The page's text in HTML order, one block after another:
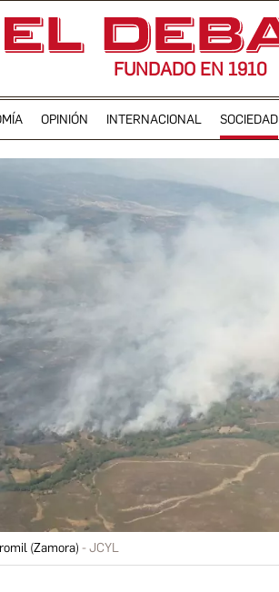
FUNDADO EN 1910
OPINIÓN INTERNACIONAL SOCIEDAD
(Zamora) JCYL